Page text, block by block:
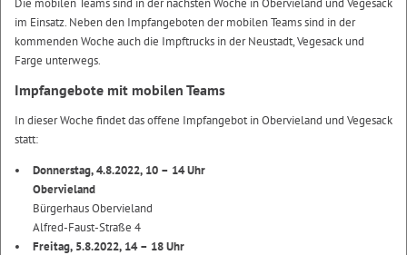
Die mobilen Teams sind in der nächsten Woche in Obervieland und Vegesack
im Einsatz. Neben den Impfangeboten der mobilen Teams sind in der
kommenden Woche auch die Impftrucks in der Neustadt, Vegesack und
Farge unterwegs.
Impfangebote mit mobilen Teams
In dieser Woche findet das offene Impfangebot in Obervieland und Vegesack
statt:
Donnerstag, 4.8.2022, 10 – 14 Uhr
Obervieland
Bürgerhaus Obervieland
Alfred-Faust-Straße 4
Freitag, 5.8.2022, 14 – 18 Uhr